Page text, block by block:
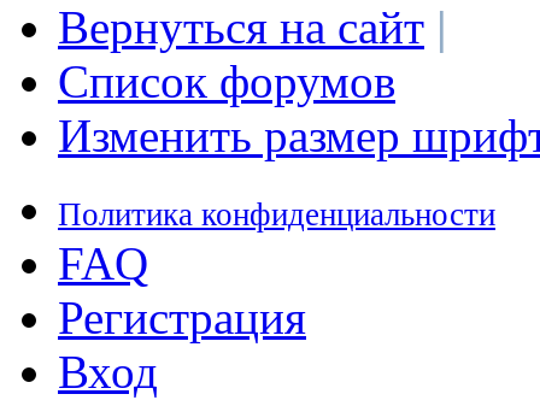
Вернуться на сайт |
Список форумов
Изменить размер
Политика конфиденциальности
FAQ
Регистрация
Вход